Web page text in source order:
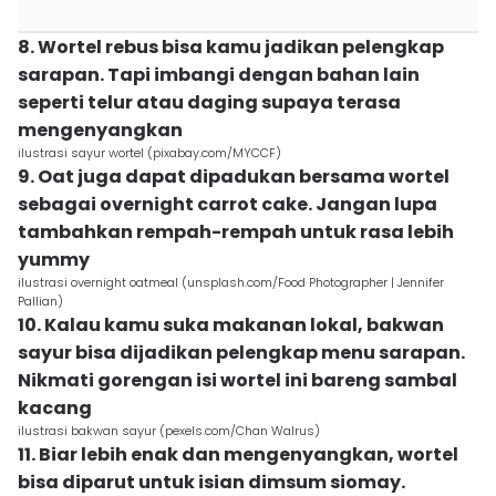
8. Wortel rebus bisa kamu jadikan pelengkap
sarapan. Tapi imbangi dengan bahan lain
seperti telur atau daging supaya terasa
mengenyangkan
ilustrasi sayur wortel (pixabay.com/MYCCF)
9. Oat juga dapat dipadukan bersama wortel
sebagai overnight carrot cake. Jangan lupa
tambahkan rempah-rempah untuk rasa lebih
yummy
ilustrasi overnight oatmeal (unsplash.com/Food Photographer | Jennifer
Pallian)
10. Kalau kamu suka makanan lokal, bakwan
sayur bisa dijadikan pelengkap menu sarapan.
Nikmati gorengan isi wortel ini bareng sambal
kacang
ilustrasi bakwan sayur (pexels.com/Chan Walrus)
11. Biar lebih enak dan mengenyangkan, wortel
bisa diparut untuk isian dimsum siomay.